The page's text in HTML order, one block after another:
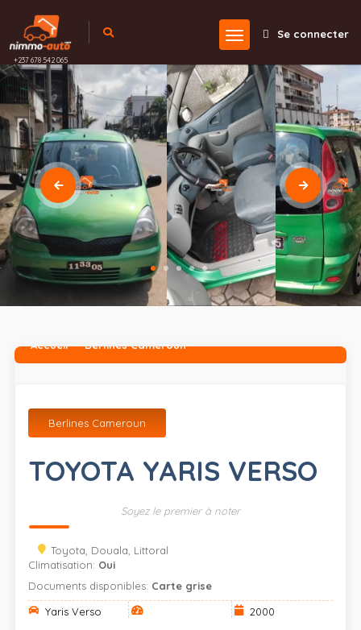
+237 678 542 065
Se connecter
Accueil Berlines Cameroun
Berlines Cameroun
TOYOTA YARIS VERSO
Soyez le premier à noter
Toyota, Douala, Littoral
Climatisation: Oui
Documents disponibles: Carte grise
Yaris Verso
2000